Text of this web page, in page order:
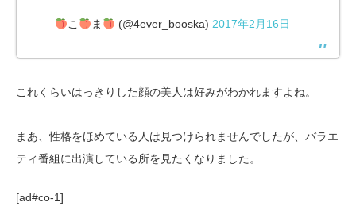
— こ ま (@4ever_booska) 2017年2月16日
これくらいはっきりした顔の美人は好みがわかれますよね。
まあ、性格をほめている人は見つけられませんでしたが、バラエ
ティ番組に出演している所を見たくなりました。
[ad#co-1]